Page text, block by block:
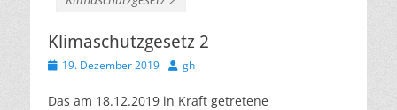
Klimaschutzgesetz 2
Veröffentlicht
19. Dezember 2019 Autor
gh
Das am 18.12.2019 in Kraft getretene